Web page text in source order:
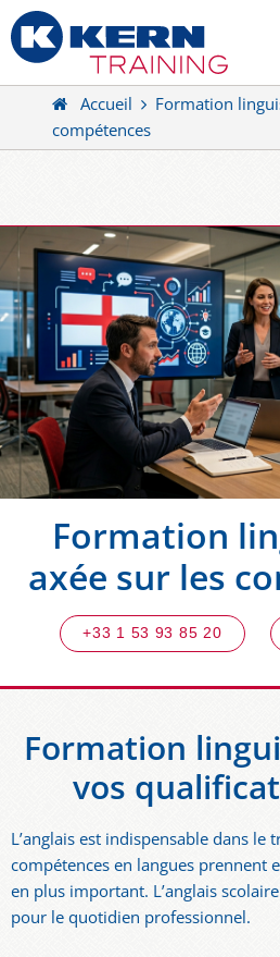
Accueil Formation
compétences
Formation
axée sur les
+33 1 53 93 85 20
Formation
vos
L’anglais est indispensable dans
compétences en langues prennent
en plus important. L’anglais
pour le quotidien professionnel.